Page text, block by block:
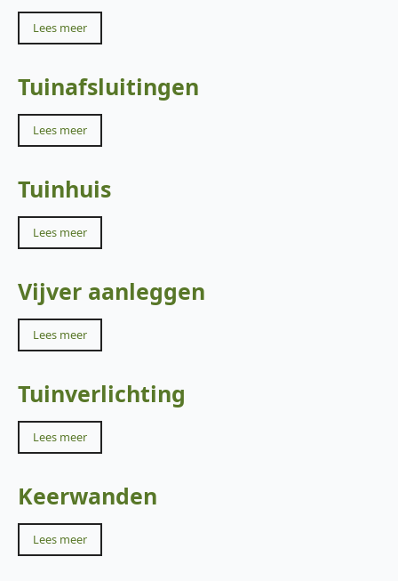
Lees meer
Tuinafsluitingen
Lees meer
Tuinhuis
Lees meer
Vijver aanleggen
Lees meer
Tuinverlichting
Lees meer
Keerwanden
Lees meer